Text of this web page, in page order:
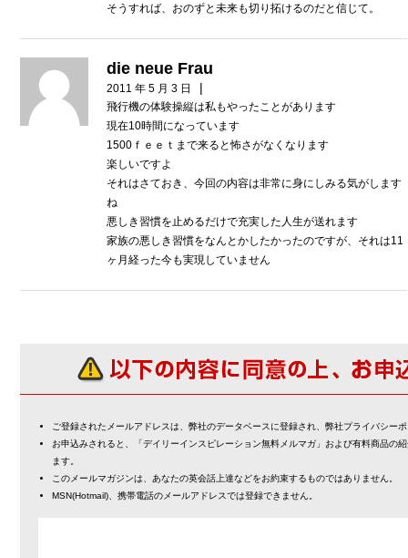
そうすれば、おのずと未来も切り拓けるのだと信じて。
die neue Frau
2011 年 5 月 3 日 |
飛行機の体験操縦は私もやったことがあります
現在10時間になっています
1500ｆｅｅｔまで来ると怖さがなくなります
楽しいですよ
それはさておき、今回の内容は非常に身にしみる気がします
ね
悪しき習慣を止めるだけで充実した人生が送れます
家族の悪しき習慣をなんとかしたかったのですが、それは11
ヶ月経った今も実現していません
ご登録されたメールアドレスは、弊社のデータベースに登録され、弊社プライバシー
お申込みされると、「デイリーインスピレーション無料メルマガ」および有料商品の
ます。
このメールマガジンは、あなたの英会話上達などをお約束するものではありません。
MSN(Hotmail)、携帯電話のメールアドレスでは登録できません。